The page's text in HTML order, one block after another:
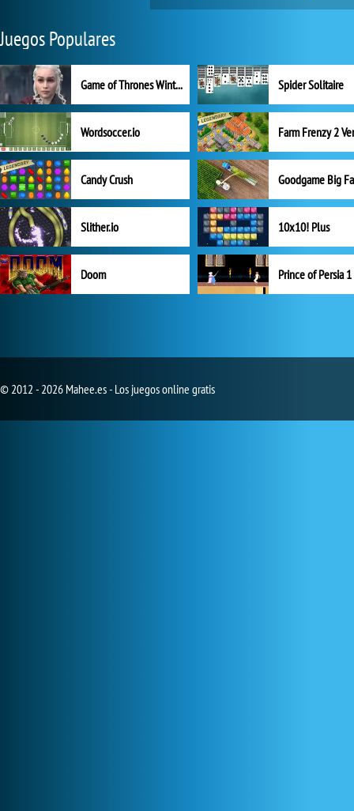
Juegos Populares
Game of Thrones Winter is Coming Spider Solitaire
Wordsoccer.io
Candy Crush Goodgame Big
Slither.io 10x10! Plus
Doom Prince of Persia 1
© 2012 - 2026 Mahee.es - Los juegos online gratis